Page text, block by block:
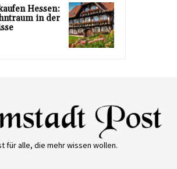
Hessen:
in der
für alle, die mehr wissen wollen.